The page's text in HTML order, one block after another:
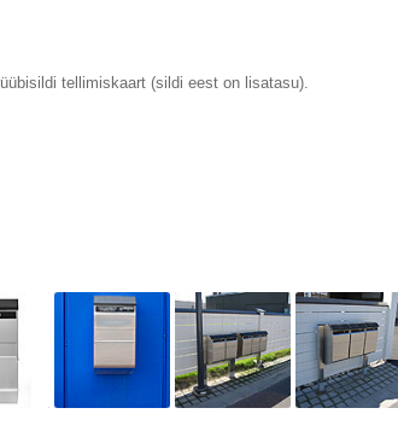
tellimiskaart (sildi eest on lisatasu).